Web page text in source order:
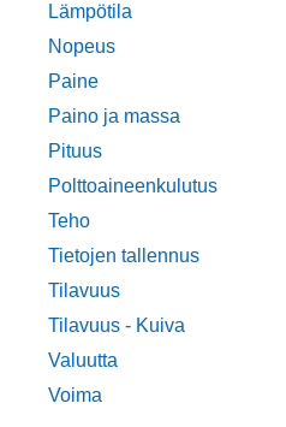
Lämpötila
Nopeus
Paine
Paino ja massa
Pituus
Polttoaineenkulutus
Teho
Tietojen tallennus
Tilavuus
Tilavuus - Kuiva
Valuutta
Voima